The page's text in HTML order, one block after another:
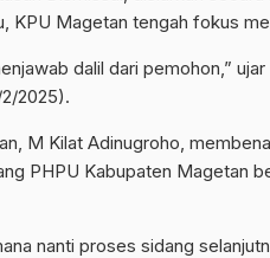
KPU Magetan tengah fokus
dalil dari pemohon,”
2025).
M Kilat Adinugroho,
PHPU Kabupaten Magetan
nanti proses sidang